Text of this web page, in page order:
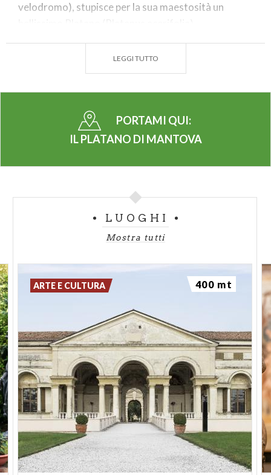
velodromo), stupisce per la sua maestosità un
isolata e lontana da edifici, si ritrova oggi dietro la
nella tragedia di Superga). Il possente albero, che si
spinge fino a 35 metri d’altezza, presenta una
voluminosa e rigogliosa chioma. Il fusto, che, come
(diametro 165 cm). L’enorme Platano è un elemento
arboreo che caratterizza, da un punto di vista
paesaggistico, quell’area urbana; è infatti l’albero
più conosciuto di Mantova.
Monumento verde liberamente visitabile.
LEGGI TUTTO
PORTAMI QUI:
IL PLATANO DI MANTOVA
LUOGHI
Mostra tutti
ARTE E CULTURA 400 mt